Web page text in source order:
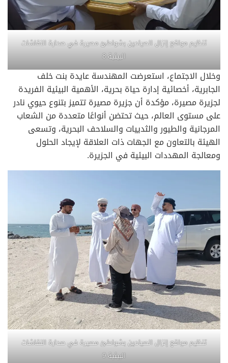
تنظيم مواقع إنزال الصيادين بشواطئ مصيرة في صدارة النقاشات
البيئية 8
وخلال الاجتماع، استعرضت المهندسة عايدة بنت خلف
الجابرية، أخصائية إدارة حياة بحرية، الأهمية البيئية الفريدة
لجزيرة مصيرة، مؤكدة أن جزيرة مصيرة تتميز بتنوع حيوي نادر
على مستوى العالم، حيث تحتضن أنواعًا متعددة من الشعاب
المرجانية والطيور والثدييات والسلاحف البحرية، وتسعى
الهيئة بالتعاون مع الجهات ذات العلاقة لإيجاد الحلول
ومعالجة المهددات البيئية في الجزيرة.
تنظيم مواقع إنزال الصيادين بشواطئ مصيرة في صدارة النقاشات
البيئية 9